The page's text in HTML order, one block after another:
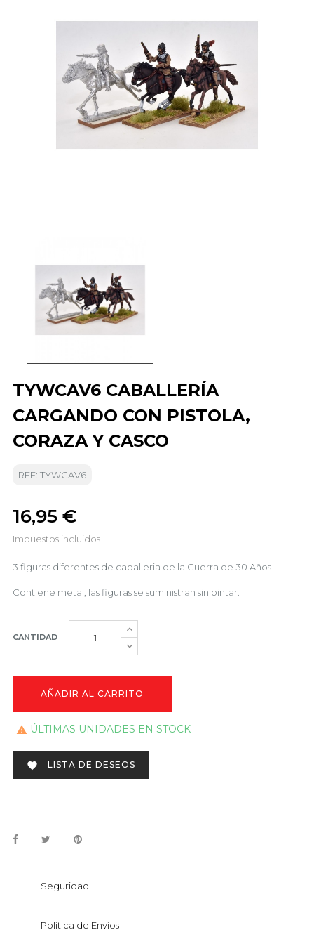
TYWCAV6 CABALLERÍA
CARGANDO CON PISTOLA,
CORAZA Y CASCO
REF: TYWCAV6
16,95 €
Impuestos incluidos
3 figuras diferentes de caballeria de la Guerra de 30 Años
Contiene metal, las figuras se suministran sin pintar.
CANTIDAD
AÑADIR AL CARRITO
 ÚLTIMAS UNIDADES EN STOCK
 LISTA DE DESEOS
Seguridad
Política de Envíos